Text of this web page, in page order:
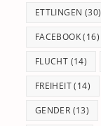
ETTLINGEN (30)
FACEBOOK(16)
FLUCHT (14)
FREIHEIT(14)
GENDER (13)